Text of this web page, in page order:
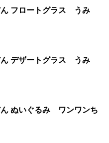
ノラネコぐんだん フロートグラス うみ
ノラネコぐんだん デザートグラス うみ
ん ぬいぐるみ ワンワンち